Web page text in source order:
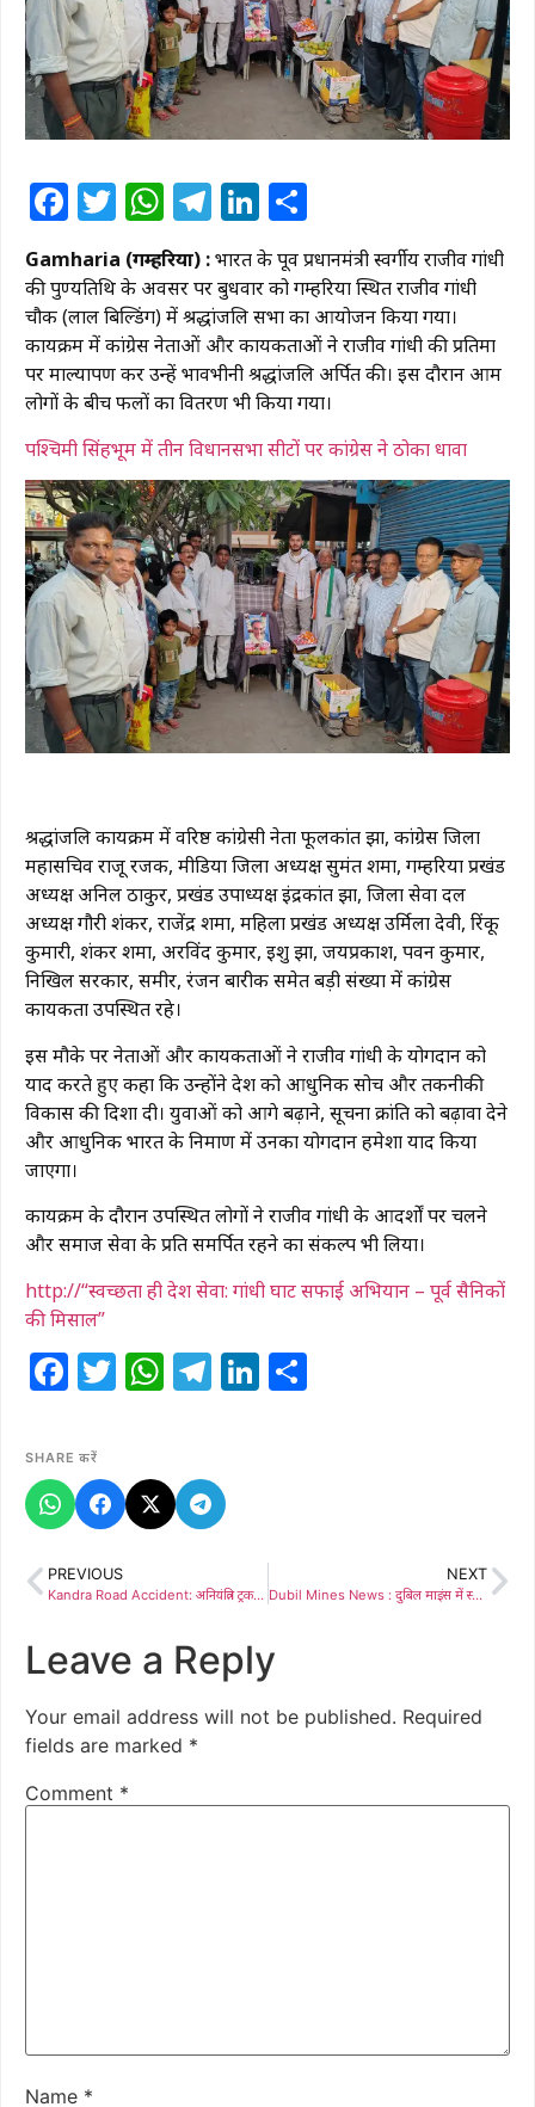
Facebook
Twitter
WhatsApp
Telegram
LinkedIn
Gamharia (गम्हरिया) :भारत के पूर्व प्रधानमंत्री स्वर्गीय राजीव गांधी
की पुण्यतिथि के अवसर पर बुधवार को गम्हरिया स्थित राजीव गांधी
चौक (लाल बिल्डिंग) में श्रद्धांजलि सभा का आयोजन किया गया।
कार्यक्रम में कांग्रेस नेताओं और कार्यकर्ताओं ने राजीव गांधी की प्रतिमा
पर माल्यार्पण कर उन्हें भावभीनी श्रद्धांजलि अर्पित की। इस दौरान आम
लोगों के बीच फलों का वितरण भी किया गया।
पश्चिमी सिंहभूम में तीन विधानसभा सीटों पर कांग्रेस ने ठोका धावा
श्रद्धांजलि कार्यक्रम में वरिष्ठ कांग्रेसी नेता फूलकांत झा, कांग्रेस जिला
महासचिव राजू रजक, मीडिया जिला अध्यक्ष सुमंत शर्मा, गम्हरिया प्रखंड
अध्यक्ष अनिल ठाकुर, प्रखंड उपाध्यक्ष इंद्रकांत झा, जिला सेवा दल
अध्यक्ष गौरी शंकर, राजेंद्र शर्मा, महिला प्रखंड अध्यक्ष उर्मिला देवी, रिंकू
कुमारी, शंकर शर्मा, अरविंद कुमार, इशु झा, जयप्रकाश, पवन कुमार,
निखिल सरकार, समीर, रंजन बारीक समेत बड़ी संख्या में कांग्रेस
कार्यकर्ता उपस्थित रहे।
इस मौके पर नेताओं और कार्यकर्ताओं ने राजीव गांधी के योगदान को
याद करते हुए कहा कि उन्होंने देश को आधुनिक सोच और तकनीकी
विकास की दिशा दी। युवाओं को आगे बढ़ाने, सूचना क्रांति को बढ़ावा देने
और आधुनिक भारत के निर्माण में उनका योगदान हमेशा याद किया
जाएगा।
कार्यक्रम के दौरान उपस्थित लोगों ने राजीव गांधी के आदर्शों पर चलने
और समाज सेवा के प्रति समर्पित रहने का संकल्प भी लिया।
http://“स्वच्छता ही देश सेवा: गांधी घाट सफाई अभियान – पूर्व सैनिकों
की मिसाल”
Facebook
Twitter
WhatsApp
Telegram
LinkedIn
SHARE करें
PREVIOUS
Kandra Road Accident: अनियंत्रित ट्रक ने तीन वाहनों को मारी टक्कर, वन विभाग की दीवार तोड़ परिसर में घुसा
NEXT
Dubil Mines News : दुबिल माइंस में स्थानीय रोजगार और मुआवजे की मांग को लेकर ग्राम सभा, आंदोलन की चेतावनी
Leave a Reply
Your email address will not be published. Required
fields are marked *
Comment *
Name *